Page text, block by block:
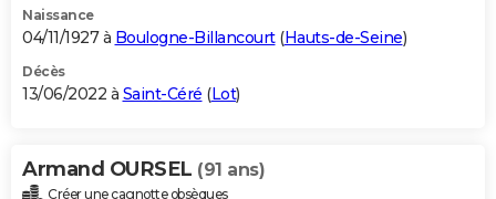
Naissance
04/11/1927 à Boulogne-Billancourt(Hauts-de-Seine)
Décès
13/06/2022 à Saint-Céré (Lot)
Armand OURSEL (91 ans)
Créer une cagnotte obsèques